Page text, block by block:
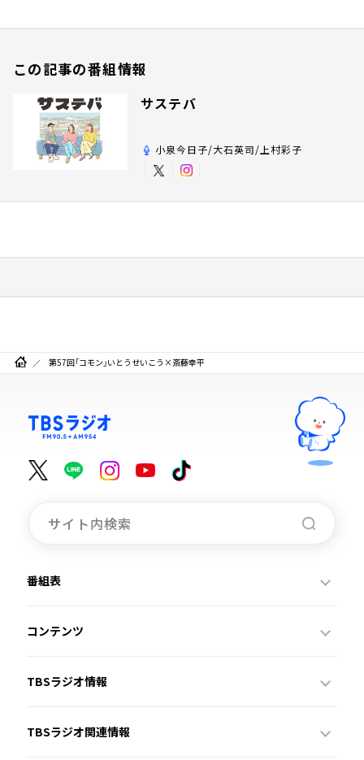
この記事の番組情報
サステバ
小泉今日子/大石英司/上村彩子
第57回「コモン」いとうせいこう×斎藤幸平
番組表
コンテンツ
TBSラジオ情報
TBSラジオ関連情報